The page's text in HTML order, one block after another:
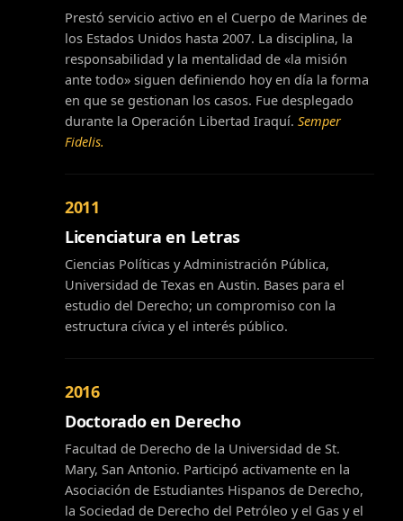
Prestó servicio activo en el Cuerpo de Marines de
los Estados Unidos hasta 2007. La disciplina, la
responsabilidad y la mentalidad de «la misión
ante todo» siguen definiendo hoy en día la forma
en que se gestionan los casos. Fue desplegado
durante la Operación Libertad Iraquí. Semper
Fidelis.
2011
Licenciatura en Letras
Ciencias Políticas y Administración Pública,
Universidad de Texas en Austin. Bases para el
estudio del Derecho; un compromiso con la
estructura cívica y el interés público.
2016
Doctorado en Derecho
Facultad de Derecho de la Universidad de St.
Mary, San Antonio. Participó activamente en la
Asociación de Estudiantes Hispanos de Derecho,
la Sociedad de Derecho del Petróleo y el Gas y el